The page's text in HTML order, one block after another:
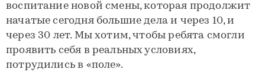
воспитание новой смены, которая продолжит
начатые сегодня большие дела и через 10, и
через 30 лет. Мы хотим, чтобы ребята смогли
проявить себя в реальных условиях,
потрудились в «поле».